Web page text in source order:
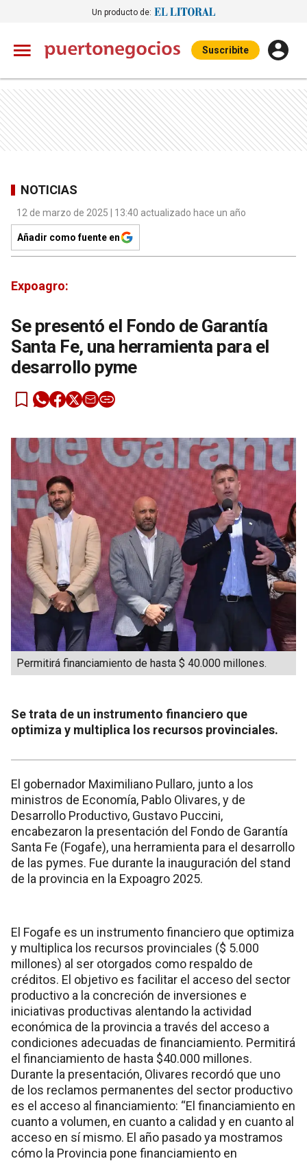
Un producto de:
Suscribite
NOTICIAS
12 de marzo de 2025 | 13:40 actualizado hace un año
Añadir como fuente en
Expoagro:
Se presentó el Fondo de Garantía
Santa Fe, una herramienta para el
desarrollo pyme
Permitirá financiamiento de hasta $ 40.000 millones.
Se trata de un instrumento financiero que
optimiza y multiplica los recursos provinciales.
El gobernador Maximiliano Pullaro, junto a los
ministros de Economía, Pablo Olivares, y de
Desarrollo Productivo, Gustavo Puccini,
encabezaron la presentación del Fondo de Garantía
Santa Fe (Fogafe), una herramienta para el desarrollo
de las pymes. Fue durante la inauguración del stand
de la provincia en la Expoagro 2025.
El Fogafe es un instrumento financiero que optimiza
y multiplica los recursos provinciales ($ 5.000
millones) al ser otorgados como respaldo de
créditos. El objetivo es facilitar el acceso del sector
productivo a la concreción de inversiones e
iniciativas productivas alentando la actividad
económica de la provincia a través del acceso a
condiciones adecuadas de financiamiento. Permitirá
el financiamiento de hasta $40.000 millones.
Durante la presentación, Olivares recordó que uno
de los reclamos permanentes del sector productivo
es el acceso al financiamiento: “El financiamiento en
cuanto a volumen, en cuanto a calidad y en cuanto al
acceso en sí mismo. El año pasado ya mostramos
cómo la Provincia pone financiamiento en